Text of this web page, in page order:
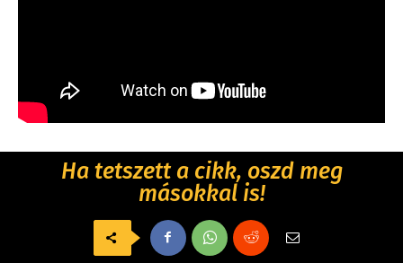
Ha tetszett a cikk, oszd meg
másokkal is!